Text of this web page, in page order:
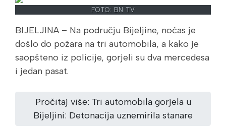
FOTO: BN TV
BIJELJINA – Na području Bijeljine, noćas je
došlo do požara na tri automobila, a kako je
saopšteno iz policije, gorjeli su dva mercedesa
i jedan pasat.
Pročitaj više: Tri automobila gorjela u
Bijeljini: Detonacija uznemirila stanare